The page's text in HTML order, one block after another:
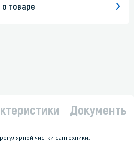
товаре
Документы
чистки сантехники.